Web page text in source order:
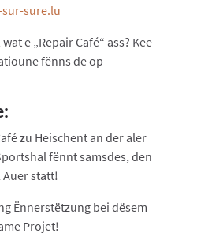
sur-sure.lu
e „Repair Café“ ass? Kee
fënns de op
zu Heischent an der aler
fënnt samsdes, den
statt!
Ënnerstëtzung bei dësem
Projet!